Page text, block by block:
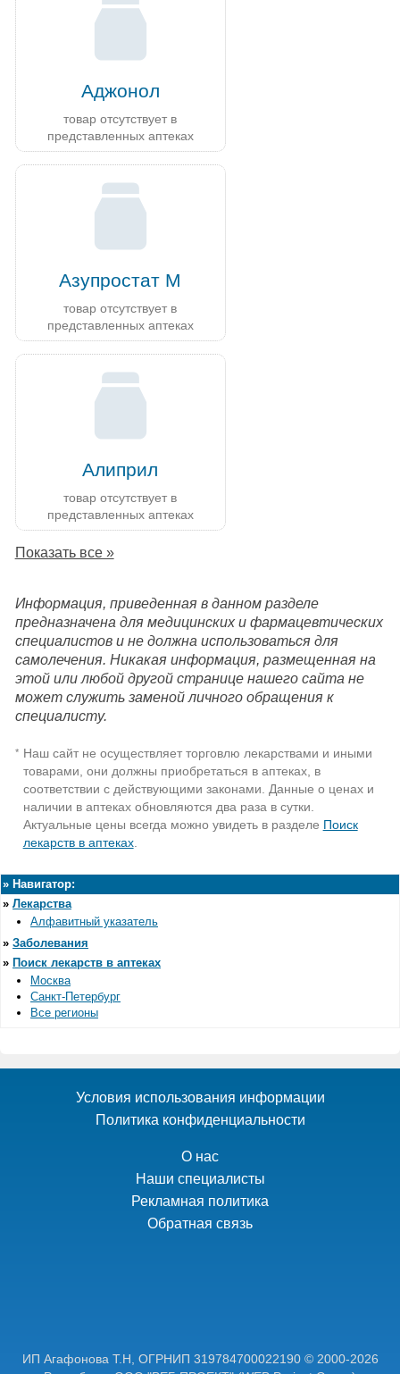
Аджонол
товар отсутствует в
представленных аптеках
Азупростат М
товар отсутствует в
представленных аптеках
Алиприл
товар отсутствует в
представленных аптеках
Показать все »
Информация, приведенная в данном разделе
предназначена для медицинских и фармацевтических
специалистов и не должна использоваться для
самолечения. Никакая информация, размещенная на
этой или любой другой странице нашего сайта не
может служить заменой личного обращения к
специалисту.
* Наш сайт не осуществляет торговлю лекарствами и иными
товарами, они должны приобретаться в аптеках, в
соответствии с действующими законами. Данные о ценах и
наличии в аптеках обновляются два раза в сутки.
Актуальные цены всегда можно увидеть в разделе Поиск
лекарств в аптеках.
» Навигатор:
» Лекарства
Алфавитный указатель
» Заболевания
» Поиск лекарств в аптеках
Москва
Санкт-Петербург
Все регионы
Условия использования информации
Политика конфиденциальности
О нас
Наши специалисты
Рекламная политика
Обратная связь
ИП Агафонова Т.Н, ОГРНИП 319784700022190 © 2000-2026